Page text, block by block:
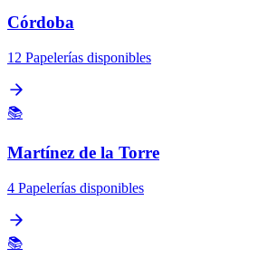
Córdoba
12 Papelerías disponibles
📚
Martínez de la Torre
4 Papelerías disponibles
📚